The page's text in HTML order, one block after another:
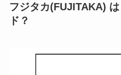
フジタカ(FUJITAKA)
ド？